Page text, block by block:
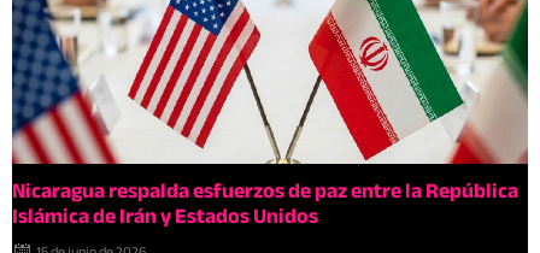
Nicaragua respalda esfuerzos de paz entre la República
Islámica de Irán y Estados Unidos